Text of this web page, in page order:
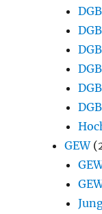
GEW